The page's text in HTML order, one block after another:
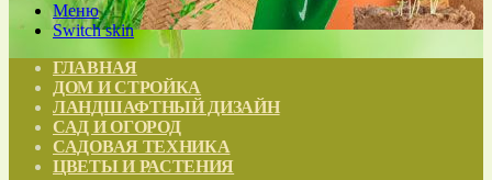
Меню
Switch skin
ГЛАВНАЯ
ДОМ И СТРОЙКА
ЛАНДШАФТНЫЙ ДИЗАЙН
САД И ОГОРОД
САДОВАЯ ТЕХНИКА
ЦВЕТЫ И РАСТЕНИЯ